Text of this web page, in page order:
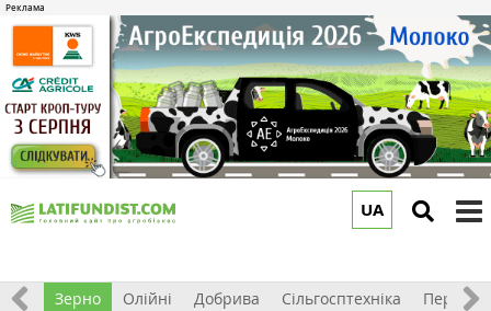
UA
Світ Зерно Олійні Добрива Сільгосптехніка